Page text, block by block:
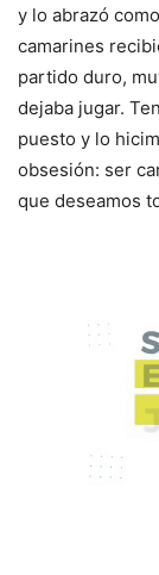
y lo abrazó
camarines
partido duro,
dejaba jugar.
puesto y lo
obsesión: ser
que deseamos